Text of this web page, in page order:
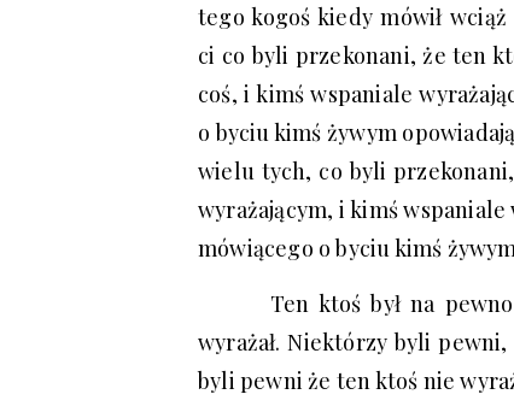
tego kogoś kiedy mówił
ci co byli przekonani, że ten
coś, i kimś wspaniale
o byciu kimś żywym
wielu tych, co byli
wyrażającym, i kimś wspaniale
mówiącego o byciu kimś
Ten ktoś był na
wyrażał. Niektórzy byli
byli pewni że ten ktoś nie